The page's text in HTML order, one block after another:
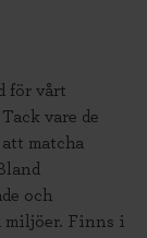
för vårt
vare de
matcha
och
miljöer. Finns i